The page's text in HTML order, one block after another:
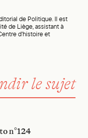
de Politique. Il est
de Liège, assistant à
d’histoire et
le sujet
n°124